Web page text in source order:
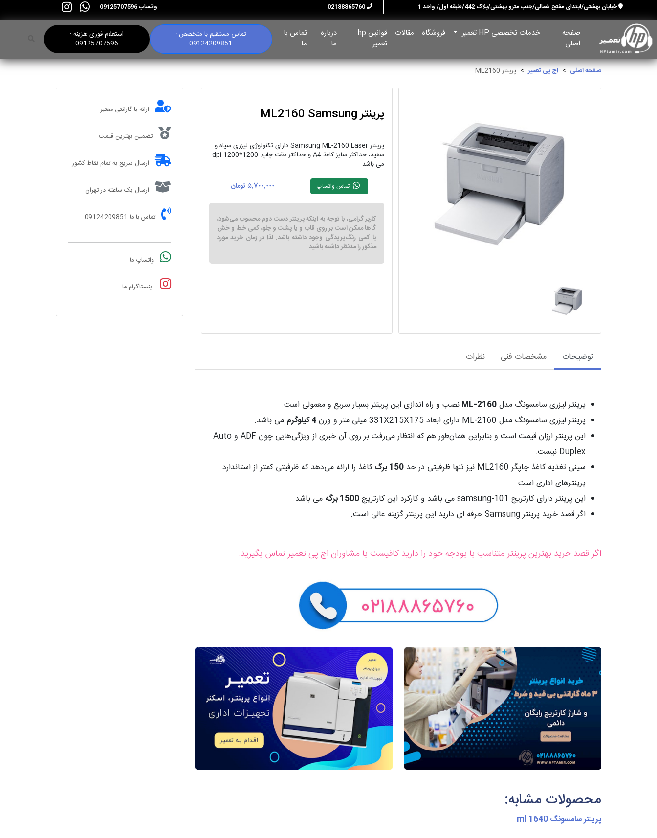
خیابان بهشتی/ابتدای مفتح شمالی/جنب مترو بهشتی/پلاک 442/طبقه اول/ واحد 1 واتساپ 09125707596
صفحه
اصلی
خدمات تخصصی HP تعمیر فروشگاه مقالات
قوانین hp
تعمیر
درباره
ما
تماس با
ما
تماس مستقیم با متخصص :
09124209851
استعلام فوری هزینه :
09125707596
صفحه اصلی اچ پی تعمیر پرینتر ML2160
پرینتر ML2160 Samsung
پرینتر Samsung ML-2160 Laser دارای تکنولوژی لیزری سیاه و
سفید، حداکثر سایز کاغذ A4 و حداکثر دقت چاپ: 1200*dpi 1200
می باشد.
تماس واتساپ 5,700,000 تومان
کاربر گرامی، با توجه به اینکه پرینتر دست دوم محسوب می‌شود،
گاها ممکن است بر روی قاب و یا پشت و جلو، کمی خط و خش
یا کمی رنگ‌پریدگی وجود داشته باشد. لذا در زمان خرید مورد
مذکور را مدنظر داشته باشید
توضیحات مشخصات فنی نظرات
پرینتر لیزری سامسونگ مدلML-2160نصب و راه اندازی این پرینتر بسیار سریع و معمولی است.
پرینتر لیزری سامسونگ مدل ML-2160 دارای ابعاد 331X215X175 میلی متر و وزن
4 کیلوگرم
می باشد.
این پرینتر ارزان قیمت است و بنابراین همان‌طور هم که انتظار می‌رفت بر روی آن خبری از ویژگی‌هایی چون ADF و Auto
Duplex نیست.
سینی تغذیه کاغذ چاپگر ML2160 نیز تنها ظرفیتی در حد
150 برگ
کاغذ را ارائه می‌دهد که ظرفیتی کمتر از استاندارد
پرینترهای اداری است.
این پرینتر دارای کارتریج samsung-101 می باشد و کارکرد این کارتریج
1500 برگه
می باشد.
اگر قصد خرید پرینتر Samsung حرفه ای دارید این پرینتر گزینه عالی است.
اگر قصد خرید بهترین پرینتر متناسب با بودجه خود را دارید کافیست با مشاوران اچ پی تعمیر تماس بگیرید.
محصولات مشابه:
پرینتر سامسونگ ml 1640
ارائه با گارانتی معتبر
تضمین بهترین قیمت
ارسال سریع به تمام نقاط کشور
ارسال یک ساعته در تهران
تماس با ما 09124209851
واتساپ ما
اینستاگرام ما